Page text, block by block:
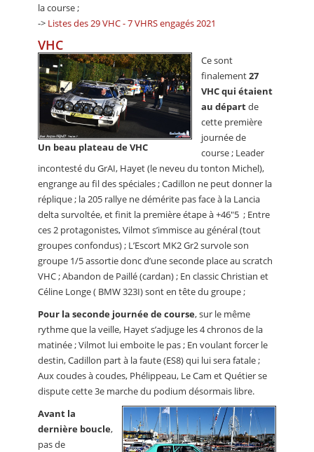
la course ;
-> Listes des 29 VHC - 7 VHRS engagés 2021
VHC
Un beau plateau de VHC
Ce sont
finalement27
VHC qui étaient
au départde
cette première
journée de
course ; Leader
incontesté du GrAI, Hayet (le neveu du tonton Michel),
engrange au fil des spéciales ; Cadillon ne peut donner la
réplique ; la 205 rallye ne démérite pas face à la Lancia
delta survoltée, et finit la première étape à +46"5 ; Entre
ces 2 protagonistes, Vilmot s’immisce au général (tout
groupes confondus) ; L’Escort MK2 Gr2 survole son
groupe 1/5 assortie donc d’une seconde place au scratch
VHC ; Abandon de Paillé (cardan) ; En classic Christian et
Céline Longe ( BMW 323I) sont en tête du groupe ;
Pour la seconde journée de course, sur le même
rythme que la veille, Hayet s’adjuge les 4 chronos de la
matinée ; Vilmot lui emboite le pas ; En voulant forcer le
destin, Cadillon part à la faute (ES8) qui lui sera fatale ;
Aux coudes à coudes, Phélippeau, Le Cam et Quétier se
dispute cette 3e marche du podium désormais libre.
Avant la
dernière boucle,
pas de